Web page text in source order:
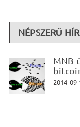
NÉPSZERŰ
MNB
2014-09-